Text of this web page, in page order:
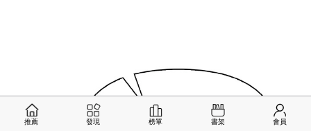
推薦 發現 榜單 書架 會員